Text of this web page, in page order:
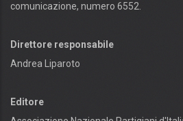
comunicazione, numero 6552.
Direttore responsabile
Andrea Liparoto
Editore